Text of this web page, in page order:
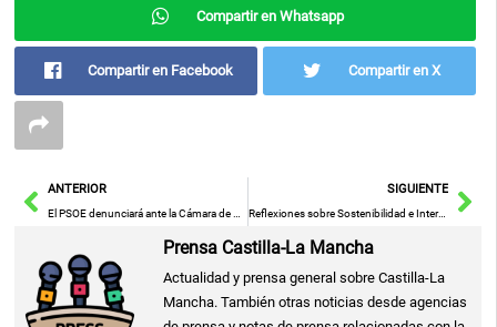
Compartir en Whatsapp
Compartir en Facebook Compartir en X
AntANTERIOR
El PSOE denunciará ante la Cámara de Cuentas el uso de fondos del Ayuntamiento de Ciudad Real para actos del PP
SIGUIENTE
Reflexiones sobre Sostenibilidad e Interculturalidad en la XVII CONFINT Provincial de Hellín
Prensa Castilla-La Mancha
Actualidad y prensa general sobre Castilla-La
Mancha. También otras noticias desde agencias